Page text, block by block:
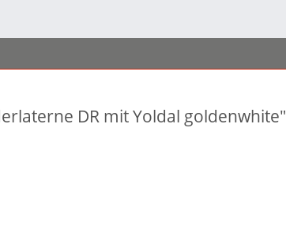
DR mit Yoldal goldenwhite"